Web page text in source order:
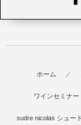
ホーム
ワインセミナー
sudre nicolas シュー